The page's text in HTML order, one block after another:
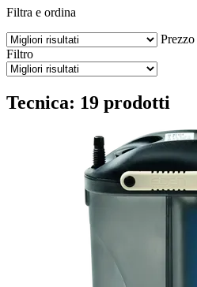
Filtra e ordina
Prezzo
Filtro
Tecnica: 19 prodotti